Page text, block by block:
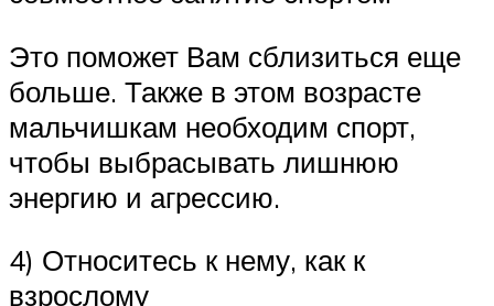
Это поможет Вам сблизиться еще
больше. Также в этом возрасте
мальчишкам необходим спорт,
чтобы выбрасывать лишнюю
энергию и агрессию.
4) Относитесь к нему, как к
взрослому